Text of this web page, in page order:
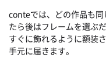
conteでは、どの作品も
たら後はフレームを選ぶだ
すぐに飾れるように額装
手元に届きます。